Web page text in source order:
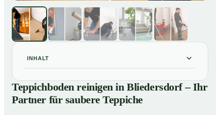
INHALT
01Teppichboden reinigen in Bliedersdorf – Ihr Partner für
saubere Teppiche
Unsere Leistungen beim Teppichboden reinigen in
Teppichboden reinigen in Bliedersdorf – Ihr
Partner für saubere Teppiche